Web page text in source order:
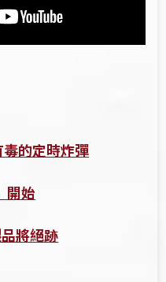
的定時炸彈
開始
將絕跡